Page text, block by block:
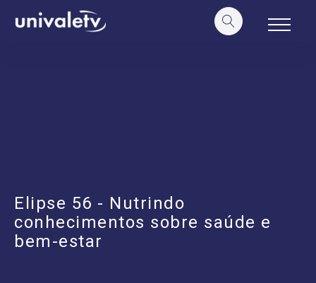
conteúdo
Elipse 56 - Nutrindo
conhecimentos sobre saúde e
bem-estar